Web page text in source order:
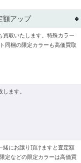
額アップ
買取いたします。特殊カラー
同梱の限定カラーも高価買取
ます。
緒にお譲り頂けますと査定額
定などの限定カラーは高価買